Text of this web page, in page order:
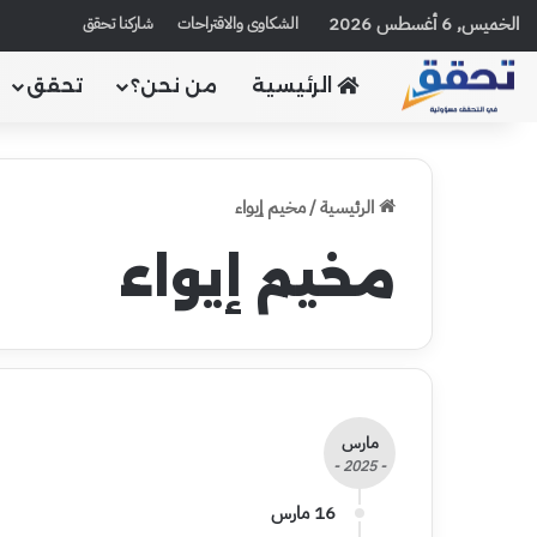
الخميس, 6 أغسطس 2026 الشكاوى والاقتراحات شاركنا تحقق
الرئيسية من نحن؟ تحقق
الرئيسية/مخيم إيواء
مخيم إيواء
مارس
- 2025 -
16 مارس